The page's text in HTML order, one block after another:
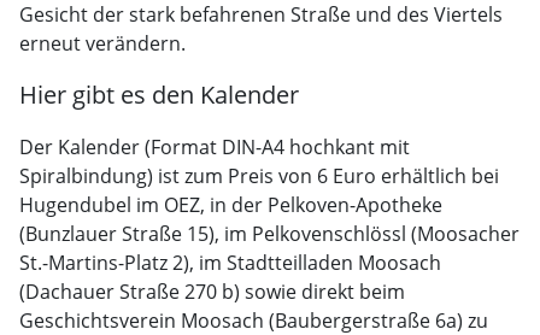
Gesicht der stark befahrenen Straße und des Viertels
erneut verändern.
Hier gibt es den Kalender
Der Kalender (Format DIN-A4 hochkant mit
Spiralbindung) ist zum Preis von 6 Euro erhältlich bei
Hugendubel im OEZ, in der Pelkoven-Apotheke
(Bunzlauer Straße 15), im Pelkovenschlössl (Moosacher
St.-Martins-Platz 2), im Stadtteilladen Moosach
(Dachauer Straße 270 b) sowie direkt beim
Geschichtsverein Moosach (Baubergerstraße 6a) zu